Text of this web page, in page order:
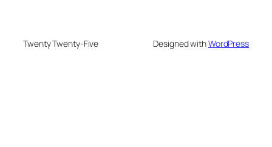
Twenty Twenty-Five Designed withWordPress